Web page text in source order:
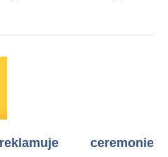
ceremonie